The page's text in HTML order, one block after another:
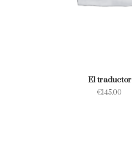
El traductor
€145.00